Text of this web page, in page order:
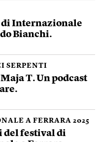
di Internazionale
Bianchi.
SERPENTI
T. Un podcast
A FERRARA 2025
del festival di